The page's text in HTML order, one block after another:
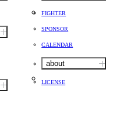
FIGHTER
SPONSOR
CALENDAR
about
LICENSE